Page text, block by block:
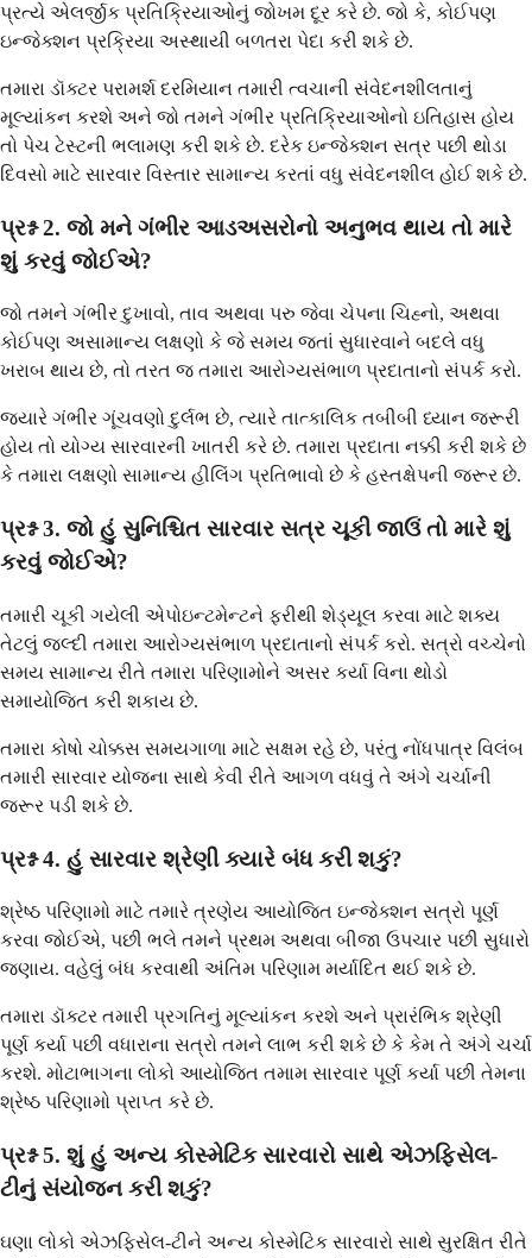
પ્રત્યે એલર્જીક પ્રતિક્રિયાઓનું જોખમ દૂર કરે છે. જો કે, કોઈપણ
ઇન્જેક્શન પ્રક્રિયા અસ્થાયી બળતરા પેદા કરી શકે છે.
તમારા ડૉક્ટર પરામર્શ દરમિયાન તમારી ત્વચાની સંવેદનશીલતાનું
મૂલ્યાંકન કરશે અને જો તમને ગંભીર પ્રતિક્રિયાઓનો ઇતિહાસ હોય
તો પેચ ટેસ્ટની ભલામણ કરી શકે છે. દરેક ઇન્જેક્શન સત્ર પછી થોડા
દિવસો માટે સારવાર વિસ્તાર સામાન્ય કરતાં વધુ સંવેદનશીલ હોઈ શકે છે.
પ્રશ્ન 2. જો મને ગંભીર આડઅસરોનો અનુભવ થાય તો મારે
શું કરવું જોઈએ?
જો તમને ગંભીર દુખાવો, તાવ અથવા પરુ જેવા ચેપના ચિહ્નો, અથવા
કોઈપણ અસામાન્ય લક્ષણો કે જે સમય જતાં સુધારવાને બદલે વધુ
ખરાબ થાય છે, તો તરત જ તમારા આરોગ્યસંભાળ પ્રદાતાનો સંપર્ક કરો.
જ્યારે ગંભીર ગૂંચવણો દુર્લભ છે, ત્યારે તાત્કાલિક તબીબી ધ્યાન જરૂરી
હોય તો યોગ્ય સારવારની ખાતરી કરે છે. તમારા પ્રદાતા નક્કી કરી શકે છે
કે તમારા લક્ષણો સામાન્ય હીલિંગ પ્રતિભાવો છે કે હસ્તક્ષેપની જરૂર છે.
પ્રશ્ન 3. જો હું સુનિશ્ચિત સારવાર સત્ર ચૂકી જાઉં તો મારે શું
કરવું જોઈએ?
તમારી ચૂકી ગયેલી એપોઇન્ટમેન્ટને ફરીથી શેડ્યૂલ કરવા માટે શક્ય
તેટલું જલ્દી તમારા આરોગ્યસંભાળ પ્રદાતાનો સંપર્ક કરો. સત્રો વચ્ચેનો
સમય સામાન્ય રીતે તમારા પરિણામોને અસર કર્યા વિના થોડો
સમાયોજિત કરી શકાય છે.
તમારા કોષો ચોક્કસ સમયગાળા માટે સક્ષમ રહે છે, પરંતુ નોંધપાત્ર વિલંબ
તમારી સારવાર યોજના સાથે કેવી રીતે આગળ વધવું તે અંગે ચર્ચાની
જરૂર પડી શકે છે.
પ્રશ્ન 4. હું સારવાર શ્રેણી ક્યારે બંધ કરી શકું?
શ્રેષ્ઠ પરિણામો માટે તમારે ત્રણેય આયોજિત ઇન્જેક્શન સત્રો પૂર્ણ
કરવા જોઈએ, પછી ભલે તમને પ્રથમ અથવા બીજા ઉપચાર પછી સુધારો
જણાય. વહેલું બંધ કરવાથી અંતિમ પરિણામ મર્યાદિત થઈ શકે છે.
તમારા ડૉક્ટર તમારી પ્રગતિનું મૂલ્યાંકન કરશે અને પ્રારંભિક શ્રેણી
પૂર્ણ કર્યા પછી વધારાના સત્રો તમને લાભ કરી શકે છે કે કેમ તે અંગે ચર્ચા
કરશે. મોટાભાગના લોકો આયોજિત તમામ સારવાર પૂર્ણ કર્યા પછી તેમના
શ્રેષ્ઠ પરિણામો પ્રાપ્ત કરે છે.
પ્રશ્ન 5. શું હું અન્ય કોસ્મેટિક સારવારો સાથે એઝફિસેલ-
ટીનું સંયોજન કરી શકું?
ઘણા લોકો એઝફિસેલ-ટીને અન્ય કોસ્મેટિક સારવારો સાથે સુરક્ષિત રીતે